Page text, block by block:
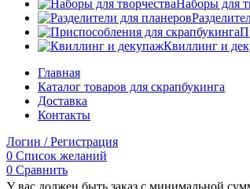
Наборы для
Квиллинг и
Главная
Каталог товаров для скрапбукинга
Доставка
Контакты
Логин / Регистрация
0 Список желаний
0 Сравнить
У вас должен быть заказ с минимальной